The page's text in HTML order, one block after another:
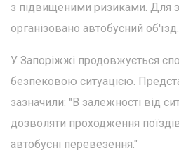
з підвищеними ризиками. Для
організовано автобусний об'їзд.
У Запоріжжі продовжується
безпековою ситуацією.
зазначили: "В залежності від
дозволяти проходження
автобусні перевезення."